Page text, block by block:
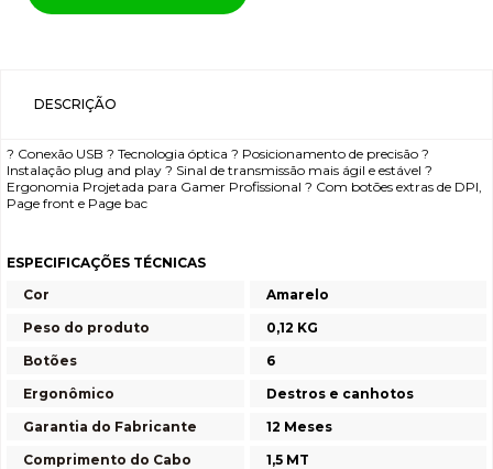
DESCRIÇÃO
? Conexão USB ? Tecnologia óptica ? Posicionamento de precisão ?
Instalação plug and play ? Sinal de transmissão mais ágil e estável ?
Ergonomia Projetada para Gamer Profissional ? Com botões extras de DPI,
Page front e Page bac
ESPECIFICAÇÕES TÉCNICAS
Cor
Amarelo
Peso do produto
0,12 KG
Botões
6
Ergonômico
Destros e canhotos
Garantia do Fabricante
12 Meses
Comprimento do Cabo
1,5 MT